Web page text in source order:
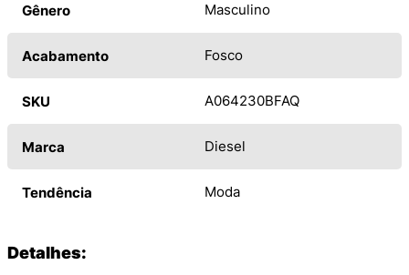
Gênero Masculino
Acabamento Fosco
SKU A064230BFAQ
Marca Diesel
Tendência Moda
Detalhes: